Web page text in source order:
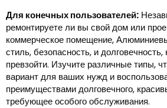
Для конечных пользователей:
ремонтируете ли вы свой дом или
коммерческое помещение,
стиль, безопасность, и
превзойти. Изучите различные типы,
вариант для ваших нужд и
преимуществами долговечного,
требующее особого обслуживания.